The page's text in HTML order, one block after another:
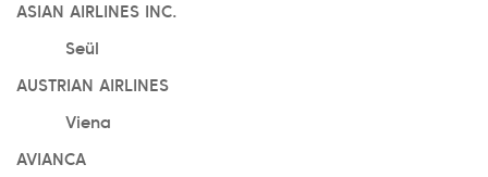
ASIAN AIRLINES INC.
Seül
AUSTRIAN AIRLINES
Viena
AVIANCA